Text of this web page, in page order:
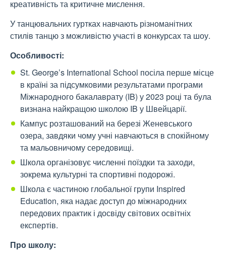
креативність та критичне мислення.
У танцювальних гуртках навчають різноманітних
стилів танцю з можливістю участі в конкурсах та шоу.
Особливості:
St. George’s International School посіла перше місце
в країні за підсумковими результатами програми
Міжнародного бакалаврату (IB) у 2023 році та була
визнана найкращою школою IB у Швейцарії.
Кампус розташований на березі Женевського
озера, завдяки чому учні навчаються в спокійному
та мальовничому середовищі.
Школа організовує численні поїздки та заходи,
зокрема культурні та спортивні подорожі.
Школа є частиною глобальної групи Inspired
Education, яка надає доступ до міжнародних
передових практик і досвіду світових освітніх
експертів.
Про школу: